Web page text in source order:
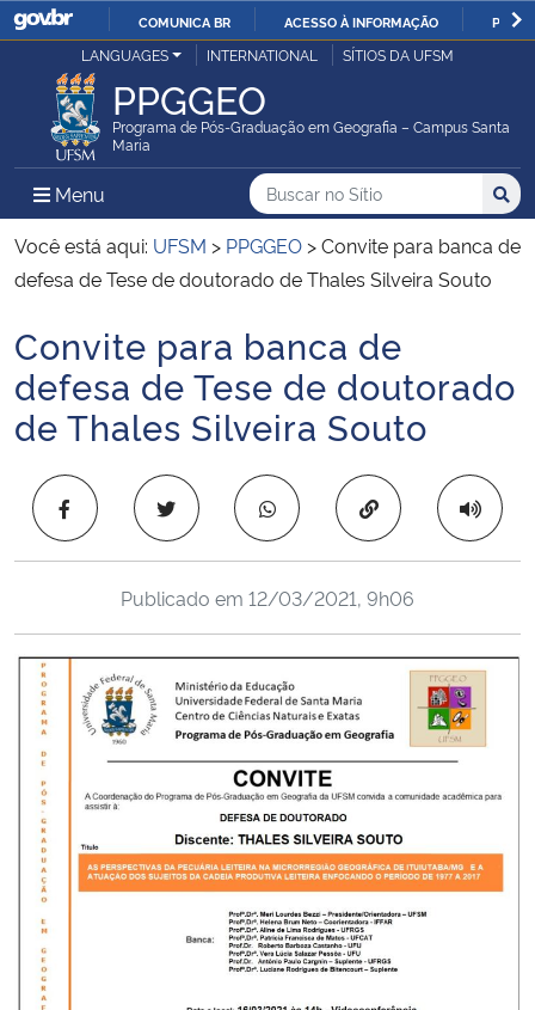
IR
O
COMUNICA BR ACESSO À INFORMAÇÃO
Ministério da Justiça e Segurança Pública
Ministério da Defesa
Ministério das Relações Exteriores
Ministério da Infraestrutura
Ministério da Agricultura, Pecuária e Abastecimento
Ministério da Educação
Ministério de Minas e Energia
Ministério da Ciência, Tecnologia, Inovações e Comunicações
Ministério do Meio Ambiente
Ministério do Turismo
Ministério do Desenvolvimento Regional
Controladoria-Geral da União
LANGUAGES INTERNATIONAL SÍTIOS DA UFSM
PPGGEO
Programa de Pós-Graduação em Geografia – Campus Santa
Maria
Menu Menu Principal do Sítio
Busca
Buscar no no Sítio
Busca:
Você está aqui: UFSM > PPGGEO >Convite para banca de
defesa de Tese de doutorado de Thales Silveira Souto
Início do conteúdo
Convite para banca de
defesa de Tese de doutorado
de Thales Silveira Souto
Copiar para área
Publicado em 12/03/2021, 9h06